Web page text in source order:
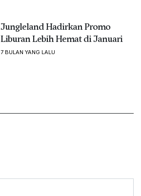
Jungleland Hadirkan Promo
Liburan Lebih Hemat di Januari
7 BULAN YANG LALU